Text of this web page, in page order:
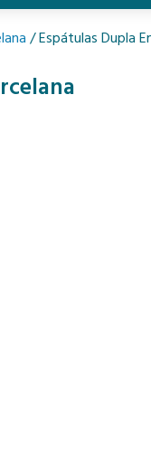
/ Espátulas Dupla